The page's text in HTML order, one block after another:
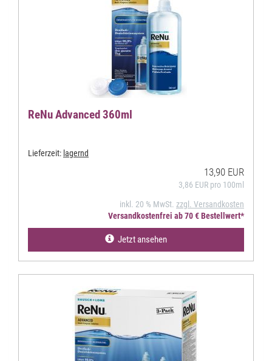
ReNu Advanced 360ml
Lieferzeit: lagernd
13,90 EUR
3,86 EUR pro 100ml
inkl. 20 % MwSt. zzgl. Versandkosten
Versandkostenfrei ab 70 € Bestellwert*
Jetzt ansehen